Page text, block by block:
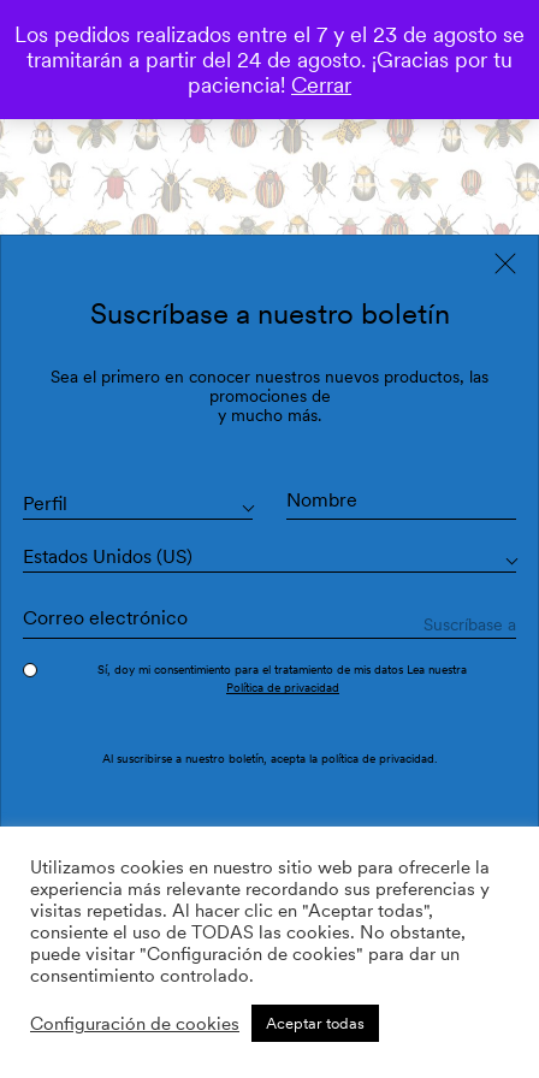
0
Ref. 2602-1
169.00 $ /roll Cant: Cantidad más
Cantidad menos
Suscríbase a nuestro boletín
Sea el primero en conocer nuestros nuevos productos, las
promociones de
y mucho más.
Perfil
Estados Unidos (US)
Sí, doy mi consentimiento para el tratamiento de mis datos Lea nuestra
Política de privacidad
Al suscribirse a nuestro boletín, acepta la política de privacidad
Utilizamos cookies en nuestro sitio web para ofrecerle la
experiencia más relevante recordando sus preferencias y
visitas repetidas. Al hacer clic en "Aceptar todas",
consiente el uso de TODAS las cookies. No obstante,
puede visitar "Configuración de cookies" para dar un
consentimiento controlado.
Configuración de cookies Aceptar todas
Los pedidos realizados entre el 7 y el 23 de agosto se
tramitarán a partir del 24 de agosto. ¡Gracias por tu
paciencia! Cerrar